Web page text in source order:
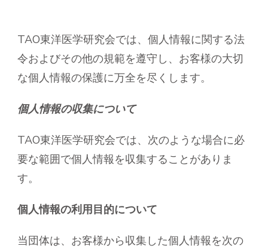
TAO東洋医学研究会では、個人情報に関する法
令およびその他の規範を遵守し、お客様の大切
な個人情報の保護に万全を尽くします。
個人情報の収集について
TAO東洋医学研究会では、次のような場合に必
要な範囲で個人情報を収集することがありま
す。
個人情報の利用目的について
当団体は、お客様から収集した個人情報を次の